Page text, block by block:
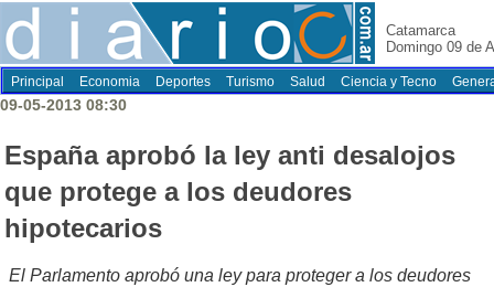
Catamarca
Domingo 09 de
Principal Economia Deportes Turismo Salud Ciencia y Tecno
09-05-2013 08:30
España aprobó la ley anti desalojos
que protege a los deudores
hipotecarios
El Parlamento aprobó una ley para proteger a los deudores